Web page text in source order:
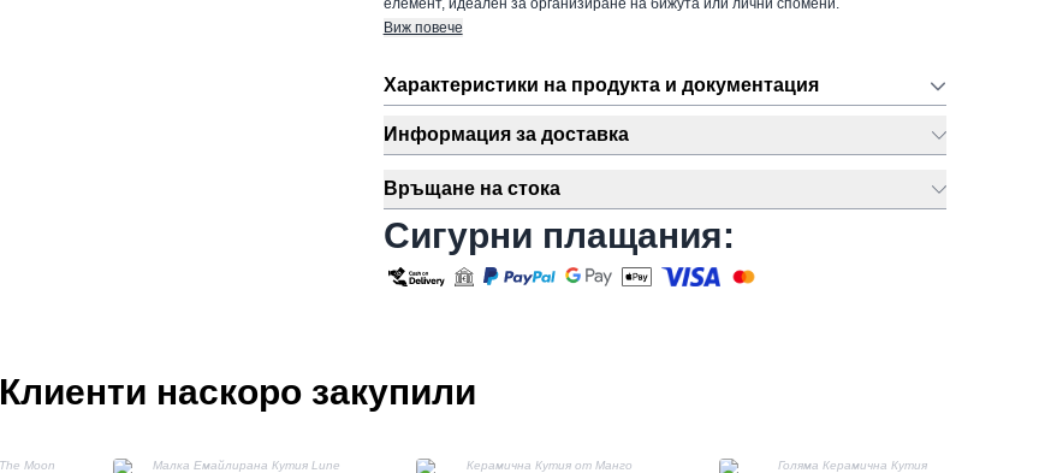
елемент, идеален за организиране на бижута или лични спомени.
Виж повече
Характеристики на продукта и документация
Информация за доставка
Връщане на стока
Сигурни плащания:
Клиенти наскоро закупили